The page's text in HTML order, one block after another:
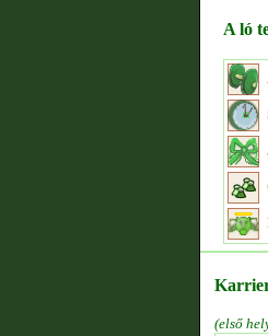
A ló
(első